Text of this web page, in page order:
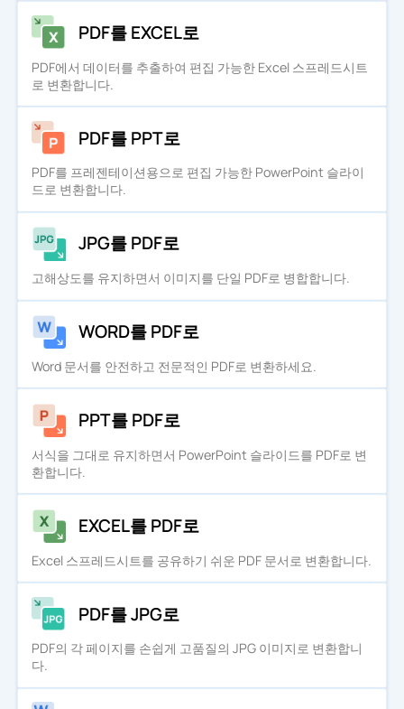
PDF를 EXCEL로
PDF에서 데이터를 추출하여 편집 가능한 Excel 스프레드시트
로 변환합니다.
PDF를 PPT로
PDF를 프레젠테이션용으로 편집 가능한 PowerPoint 슬라이
드로 변환합니다.
JPG를 PDF로
고해상도를 유지하면서 이미지를 단일 PDF로 병합합니다.
WORD를 PDF로
Word 문서를 안전하고 전문적인 PDF로 변환하세요.
PPT를 PDF로
서식을 그대로 유지하면서 PowerPoint 슬라이드를 PDF로 변
환합니다.
EXCEL를 PDF로
Excel 스프레드시트를 공유하기 쉬운 PDF 문서로 변환합니다.
PDF를 JPG로
PDF의 각 페이지를 손쉽게 고품질의 JPG 이미지로 변환합니
다.